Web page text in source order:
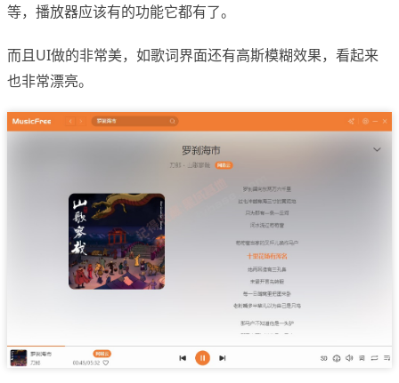
等，播放器应该有的功能它都有了。
而且UI做的非常美，如歌词界面还有高斯模糊效果，看起来
也非常漂亮。